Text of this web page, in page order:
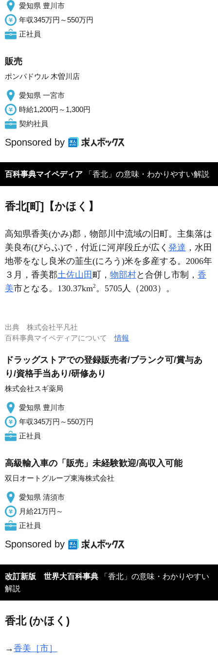
愛知県 豊川市
年収345万円～550万円
正社員
販売
ポンパドウル 木曽川店
愛知県 一宮市
時給1,200円～1,300円
契約社員
Sponsored by
百科事典マイペディア 「香北」の意味・わかりやすい解説
香北[町]【かほく】
高知県香美(かみ)郡，物部川中流域の旧町。主集落は
美良布(びらふ)で，付近に河岸段丘が広く 発達 ，水田
地帯をなし良米の韮生(にろう)米を多産する。2006年
３月，香美郡土佐山田 町， 物部村と合併し市制， 香
美市となる。130.37km2。5705人（2003）。
出典 株式会社平凡社
百科事典マイペディアについて情報
ドラッグストアでの登録販売者/ブランク可/賞与あ
り/資格手当あり/研修あり
株式会社スギ薬局
愛知県 豊川市
年収345万円～550万円
正社員
高級輸入車の「販売」未経験歓迎/高収入可能
双日オートグループ東海株式会社
愛知県 清須市
月給21万円～
正社員
Sponsored by
改訂新版 世界大百科事典 「香北」の意味・わかりやすい
解説
香北 (かほく)
→香美［市］